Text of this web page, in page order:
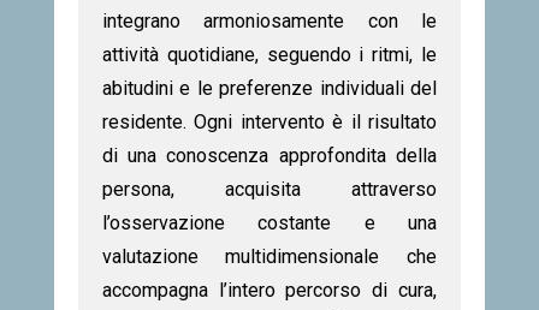
integrano armoniosamente con le
attività quotidiane, seguendo i ritmi, le
abitudini e le preferenze individuali del
residente. Ogni intervento è il risultato
di una conoscenza approfondita della
persona, acquisita attraverso
l’osservazione costante e una
valutazione multidimensionale che
accompagna l’intero percorso di cura,